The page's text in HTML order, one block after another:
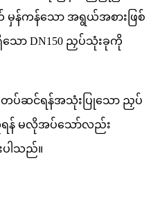
န်ကန်သော အရွယ်အစားဖြစ်
သော DN150 ညှပ်သုံးခုကို
တပ်ဆင်ရန်အသုံးပြုသော ညှပ်
န် မလိုအပ်သော်လည်း
ါသည်။